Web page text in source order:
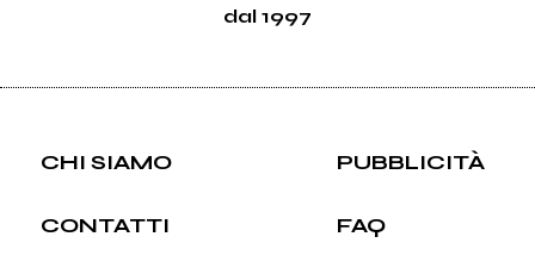
dal 1997
CHI SIAMO PUBBLICITÀ
CONTATTI FAQ